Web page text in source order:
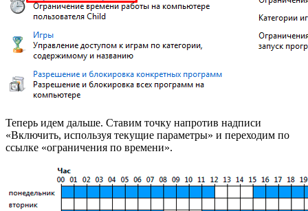
Теперь идем дальше. Ставим точку напротив надписи
«Включить, используя текущие параметры» и переходим по
ссылке «ограничения по времени».